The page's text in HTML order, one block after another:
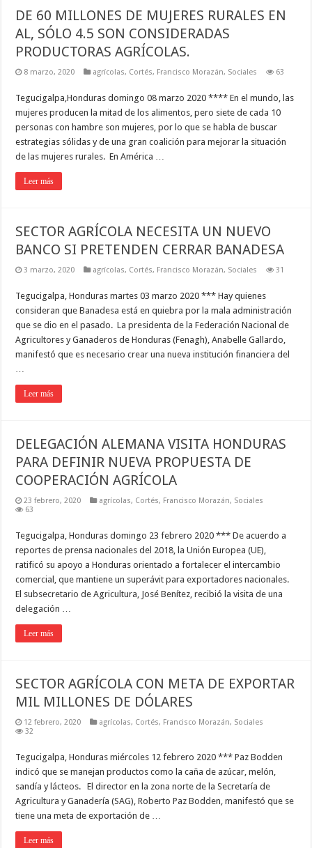
DE 60 MILLONES DE MUJERES RURALES EN
AL, SÓLO 4.5 SON CONSIDERADAS
PRODUCTORAS AGRÍCOLAS.
8 marzo, 2020 agrícolas, Cortés, Francisco Morazán, Sociales 63
Tegucigalpa,Honduras domingo 08 marzo 2020 **** En el mundo, las
mujeres producen la mitad de los alimentos, pero siete de cada 10
personas con hambre son mujeres, por lo que se habla de buscar
estrategias sólidas y de una gran coalición para mejorar la situación
de las mujeres rurales. En América …
Leer más
SECTOR AGRÍCOLA NECESITA UN NUEVO
BANCO SI PRETENDEN CERRAR BANADESA
3 marzo, 2020 agrícolas, Cortés, Francisco Morazán, Sociales 31
Tegucigalpa, Honduras martes 03 marzo 2020 *** Hay quienes
consideran que Banadesa está en quiebra por la mala administración
que se dio en el pasado. La presidenta de la Federación Nacional de
Agricultores y Ganaderos de Honduras (Fenagh), Anabelle Gallardo,
manifestó que es necesario crear una nueva institución financiera del
Leer más
DELEGACIÓN ALEMANA VISITA HONDURAS
PARA DEFINIR NUEVA PROPUESTA DE
COOPERACIÓN AGRÍCOLA
23 febrero, 2020 agrícolas, Cortés, Francisco Morazán, Sociales
63
Tegucigalpa, Honduras domingo 23 febrero 2020 *** De acuerdo a
reportes de prensa nacionales del 2018, la Unión Europea (UE),
ratificó su apoyo a Honduras orientado a fortalecer el intercambio
comercial, que mantiene un superávit para exportadores nacionales.
El subsecretario de Agricultura, José Benítez, recibió la visita de una
delegación …
Leer más
SECTOR AGRÍCOLA CON META DE EXPORTAR
MIL MILLONES DE DÓLARES
12 febrero, 2020 agrícolas, Cortés, Francisco Morazán, Sociales
32
Tegucigalpa, Honduras miércoles 12 febrero 2020 *** Paz Bodden
indicó que se manejan productos como la caña de azúcar, melón,
sandía y lácteos. El director en la zona norte de la Secretaría de
Agricultura y Ganadería (SAG), Roberto Paz Bodden, manifestó que se
tiene una meta de exportación de …
Leer más